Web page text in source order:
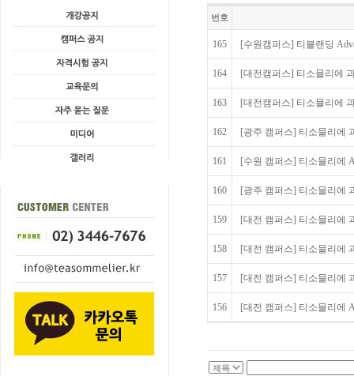
번호
165 [수원캠퍼스] 티블랜딩
164 [대전캠퍼스] 티소믈리에
163 [대전캠퍼스] 티소믈리에
162 [광주 캠퍼스] 티소믈리에
161 [수원 캠퍼스] 티소믈리에
160 [광주 캠퍼스] 티소믈리에
159 [대전 캠퍼스] 티소믈리에
158 [대전 캠퍼스] 티소믈리에
157 [대전 캠퍼스] 티소믈리에
156 [대전 캠퍼스] 티소믈리에